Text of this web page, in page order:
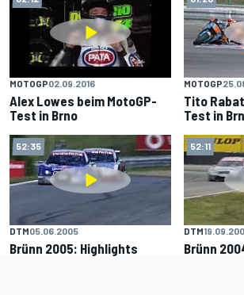
MOTOGP02.09.2016
Alex Lowes beim MotoGP-
Test in Brno
MOTOGP
Tito
Test in
52:35
DTM05.06.2005
Brünn 2005: Highlights
52:11
DTM
Brünn